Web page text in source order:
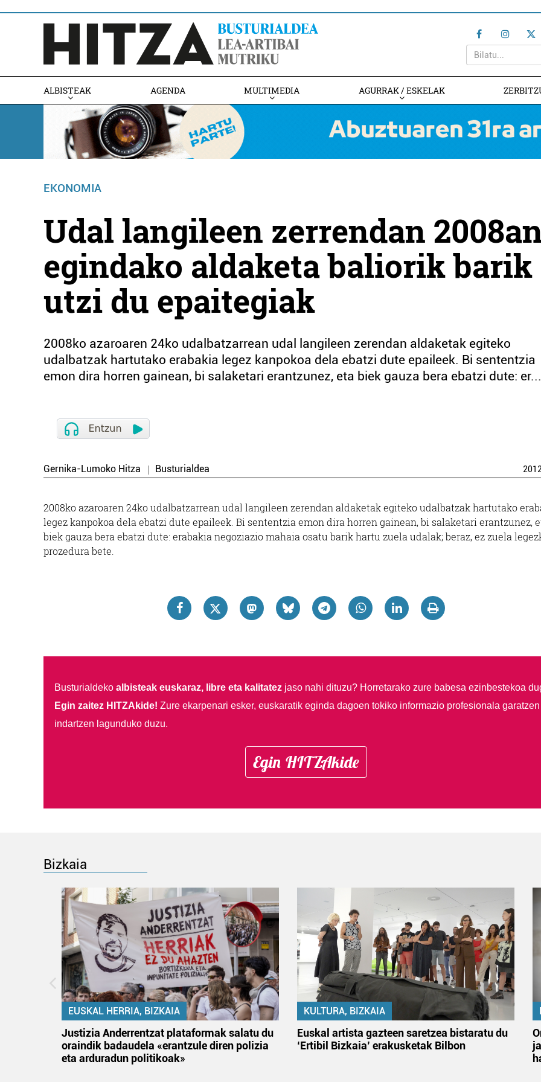
ALBISTEAK AGENDA MULTIMEDIA AGURRAK / ESKELAK
EKONOMIA
Udal langileen zerrendan
egindako aldaketa baliorik barik
utzi du epaitegiak
2008ko azaroaren 24ko udalbatzarrean udal langileen zerendan aldaketak egiteko
udalbatzak hartutako erabakia legez kanpokoa dela ebatzi dute epaileek. Bi sententzia
emon dira horren gainean, bi salaketari erantzunez, eta biek gauza bera ebatzi dute: er...
Gernika-Lumoko Hitza Busturialdea 2012
2008ko azaroaren 24ko udalbatzarrean udal langileen zerendan aldaketak egiteko udalbatzak hartutako
legez kanpokoa dela ebatzi dute epaileek. Bi sententzia emon dira horren gainean, bi salaketari erantzunez,
biek gauza bera ebatzi dute: erabakia negoziazio mahaia osatu barik hartu zuela udalak; beraz, ez zuela
prozedura bete.
Busturialdeko albisteak euskaraz, libre eta kalitatezjaso nahi dituzu? Horretarako zure babesa ezinbestekoa
Egin zaitez HITZAkide! Zure ekarpenari esker, euskaratik eginda dagoen tokiko informazio profesionala garatzen
indartzen lagunduko duzu.
Egin HITZAkide
Bizkaia
EUSKAL HERRIA, BIZKAIA
Justizia Anderrentzat plataformak salatu du
oraindik badaudela «erantzule diren polizia
eta arduradun politikoak»
KULTURA, BIZKAIA
Euskal artista gazteen saretzea bistaratu du
‘Ertibil Bizkaia’ erakusketak Bilbon